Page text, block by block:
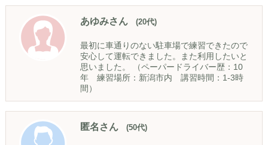
あゆみさん (20代)
最初に車通りのない駐車場で練習できたので
安心して運転できました。また利用したいと
思いました。 （ペーパードライバー歴：10
年 練習場所：新潟市内 講習時間：1-3時
間）
匿名さん (50代)